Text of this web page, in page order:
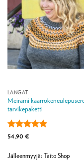
LANGAT
Meirami
tarvikepaketti
Arvostelu
/ 5
54,90 €
Jälleenmyyjä: Taito Shop